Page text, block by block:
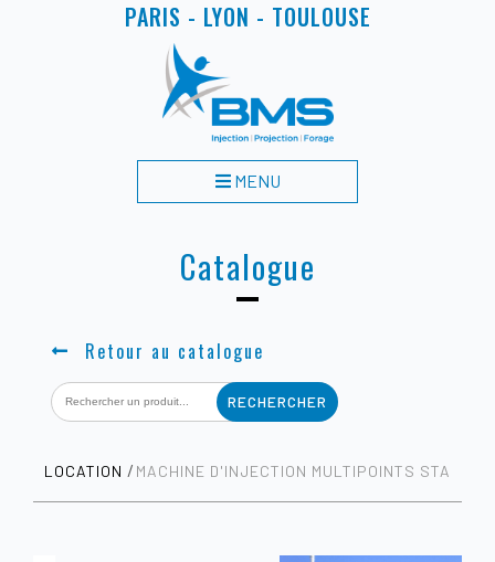
PARIS - LYON - TOULOUSE
MENU
Catalogue
Retour au catalogue
Search
for:
LOCATION MACHINE D'INJECTION MULTIPOINTS STA